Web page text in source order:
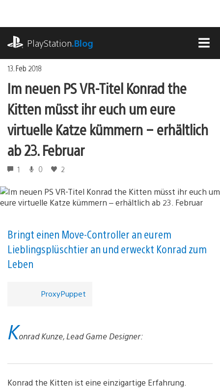
springen
PlayStation.Blog
13. Feb 2018
Im neuen PS VR-Titel Konrad the
Kitten müsst ihr euch um eure
virtuelle Katze kümmern – erhältlich
ab 23. Februar
1 0 2
Bringt einen Move-Controller an eurem
Lieblingsplüschtier an und erweckt Konrad zum
Leben
ProxyPuppet
Konrad Kunze, Lead Game Designer:
Konrad the Kitten ist eine einzigartige Erfahrung.